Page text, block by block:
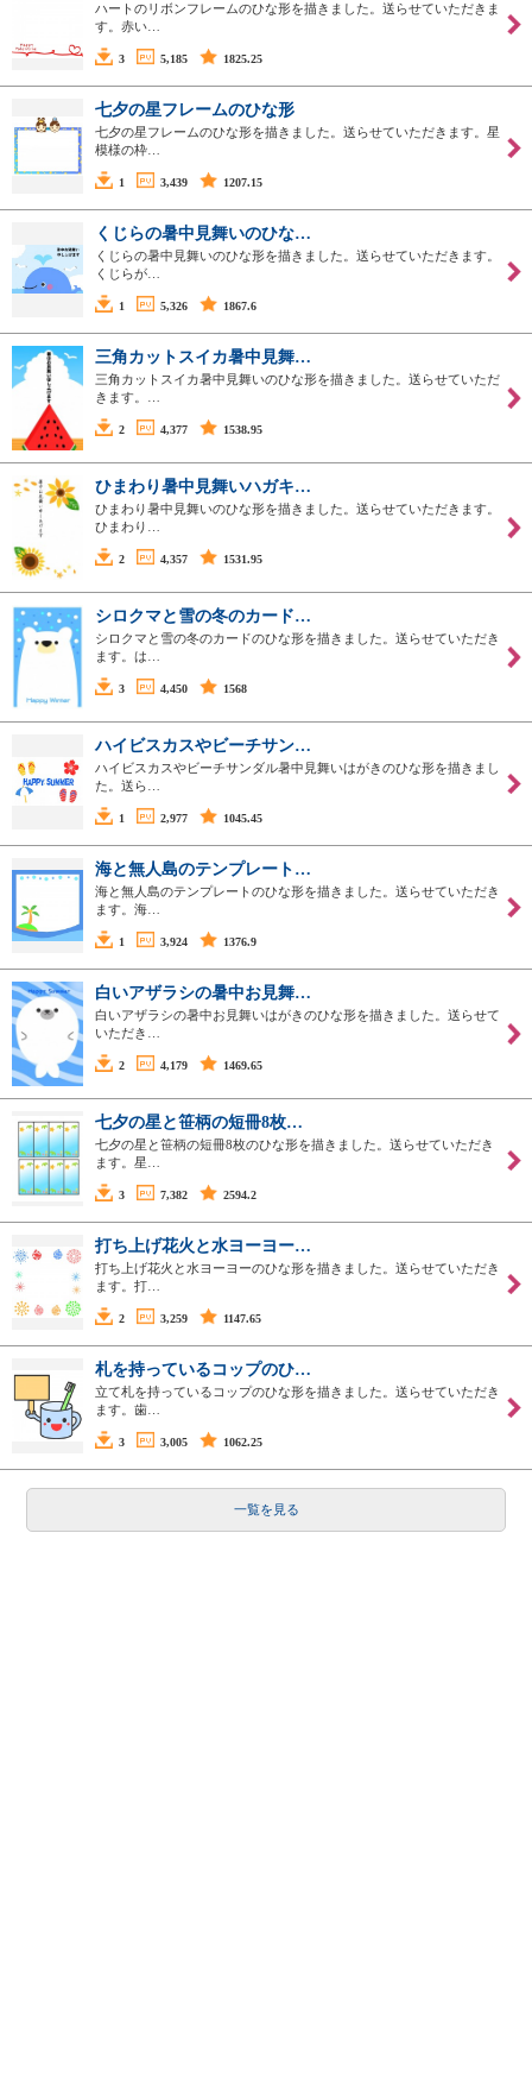
ハートのリボンフレームのひな形を描きました。送らせていただきま
す。赤い…
3 5,185 1825.25
七夕の星フレームのひな形
七夕の星フレームのひな形を描きました。送らせていただきます。星
模様の枠…
1 3,439 1207.15
くじらの暑中見舞いのひな…
くじらの暑中見舞いのひな形を描きました。送らせていただきます。
くじらが…
1 5,326 1867.6
三角カットスイカ暑中見舞…
三角カットスイカ暑中見舞いのひな形を描きました。送らせていただ
きます。…
2 4,377 1538.95
ひまわり暑中見舞いハガキ…
ひまわり暑中見舞いのひな形を描きました。送らせていただきます。
ひまわり…
2 4,357 1531.95
シロクマと雪の冬のカード…
シロクマと雪の冬のカードのひな形を描きました。送らせていただき
ます。は…
3 4,450 1568
ハイビスカスやビーチサン…
ハイビスカスやビーチサンダル暑中見舞いはがきのひな形を描きまし
た。送ら…
1 2,977 1045.45
海と無人島のテンプレート…
海と無人島のテンプレートのひな形を描きました。送らせていただき
ます。海…
1 3,924 1376.9
白いアザラシの暑中お見舞…
白いアザラシの暑中お見舞いはがきのひな形を描きました。送らせて
いただき…
2 4,179 1469.65
七夕の星と笹柄の短冊8枚…
七夕の星と笹柄の短冊8枚のひな形を描きました。送らせていただき
ます。星…
3 7,382 2594.2
打ち上げ花火と水ヨーヨー…
打ち上げ花火と水ヨーヨーのひな形を描きました。送らせていただき
ます。打…
2 3,259 1147.65
札を持っているコップのひ…
立て札を持っているコップのひな形を描きました。送らせていただき
ます。歯…
3 3,005 1062.25
一覧を見る